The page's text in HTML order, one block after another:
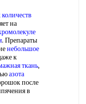
на
. Препараты
небольшое
к
ткань,
азота
после
в